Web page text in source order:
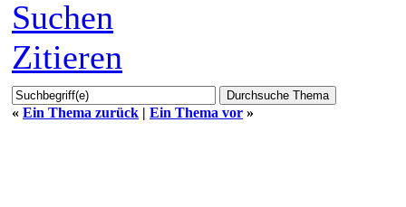
Suchen
Zitieren
« Ein Thema zurück | Ein Thema vor »